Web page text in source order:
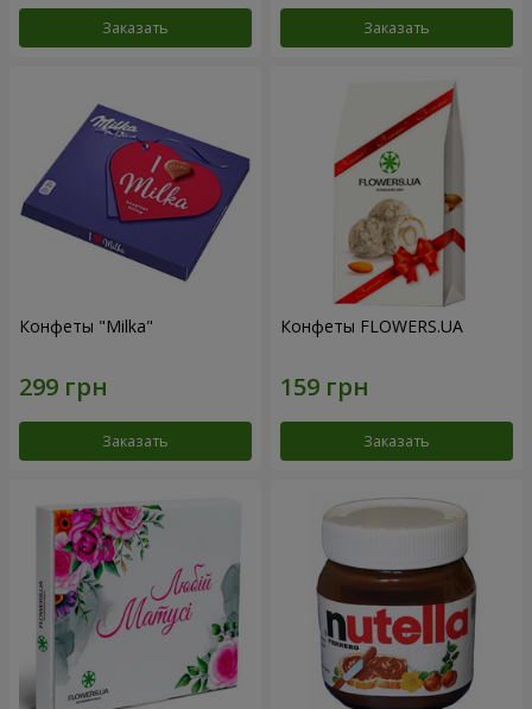
Заказать Заказать
Конфеты "Milka"
Заказать
Конфеты FLOWERS.UA
Заказать